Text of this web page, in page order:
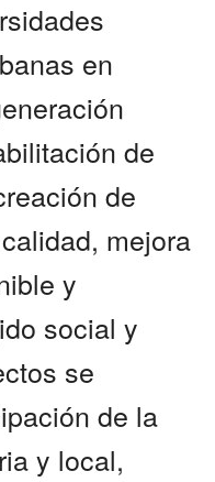
en
de
de
mejora
y
social y
se
de la
y local,